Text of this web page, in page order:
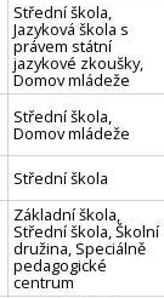
Střední škola,
Jazyková škola s
právem státní
jazykové zkoušky,
Domov mládeže
Střední škola,
Domov mládeže
Střední škola
Základní škola,
Střední škola, Školní
družina, Speciálně
pedagogické
centrum